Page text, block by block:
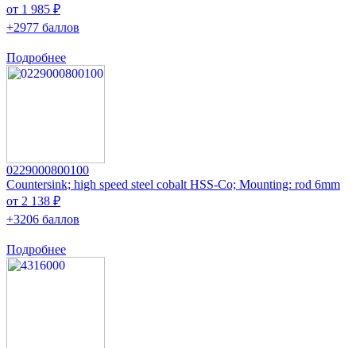
от 1 985 ₽
+2977 баллов
Подробнее
0229000800100
Countersink; high speed steel cobalt HSS-Co; Mounting: rod 6mm
от 2 138 ₽
+3206 баллов
Подробнее